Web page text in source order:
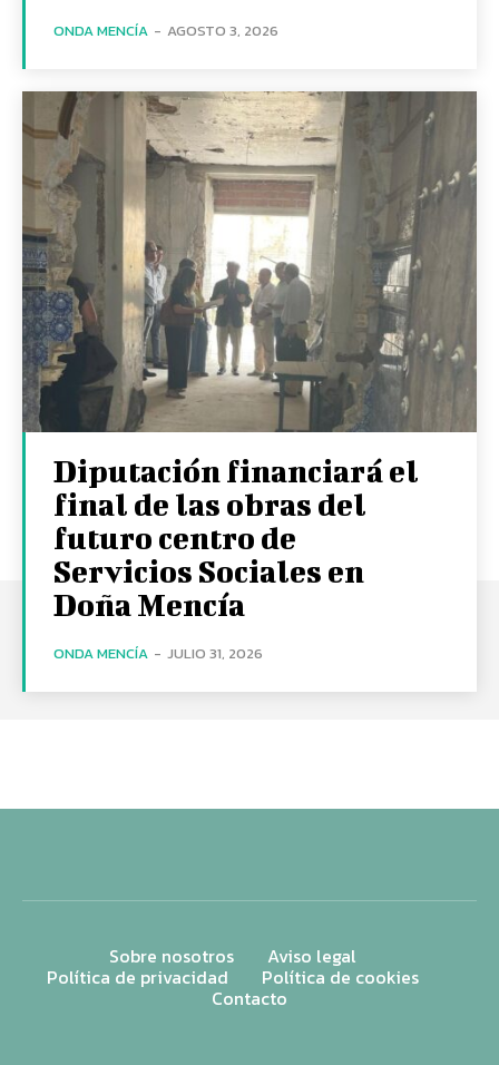
ONDA MENCÍA - AGOSTO 3, 2026
Diputación financiará el
final de las obras del
futuro centro de
Servicios Sociales en
Doña Mencía
ONDA MENCÍA - JULIO 31, 2026
Sobre nosotros Aviso legal
Política de privacidad Política de cookies
Contacto